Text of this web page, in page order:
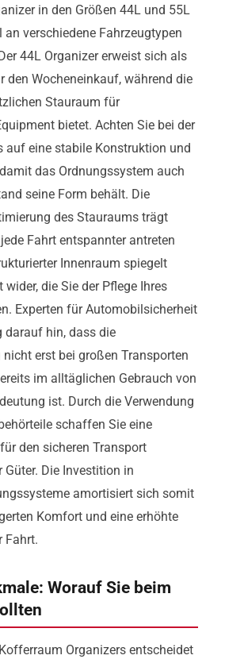
in den Größen 44L und 55L
an verschiedene Fahrzeugtypen
44L Organizer erweist sich als
den Wocheneinkauf, während die
Stauraum für
bietet. Achten Sie bei der
auf eine stabile Konstruktion und
das Ordnungssystem auch
seine Form behält. Die
des Stauraums trägt
Fahrt entspannter antreten
Innenraum spiegelt
die Sie der Pflege Ihres
Experten für Automobilsicherheit
darauf hin, dass die
erst bei großen Transporten
im alltäglichen Gebrauch von
ist. Durch die Verwendung
schaffen Sie eine
den sicheren Transport
Die Investition in
amortisiert sich somit
Komfort und eine erhöhte
Fahrt.
Worauf Sie beim
Organizers entscheidet